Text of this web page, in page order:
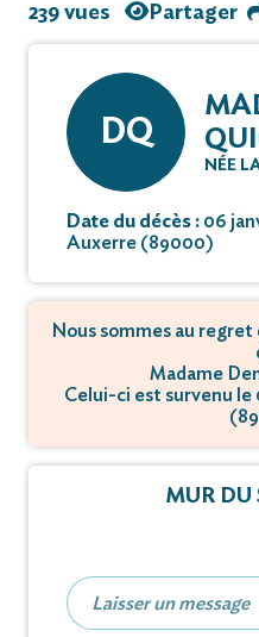
239 vues Partager
DQ
NÉE
Date du décès : 06
Auxerre (89000)
Nous sommes au
Madame
Celui-ci est survenu le
MUR DU